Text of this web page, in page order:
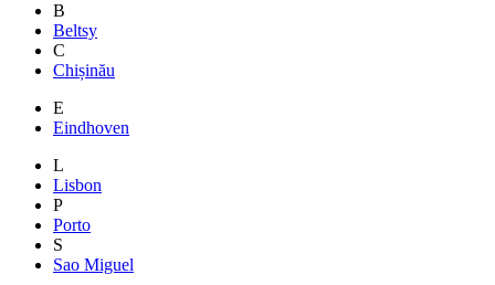
B
Beltsy
C
Chișinău
E
Eindhoven
L
Lisbon
P
Porto
S
Sao Miguel